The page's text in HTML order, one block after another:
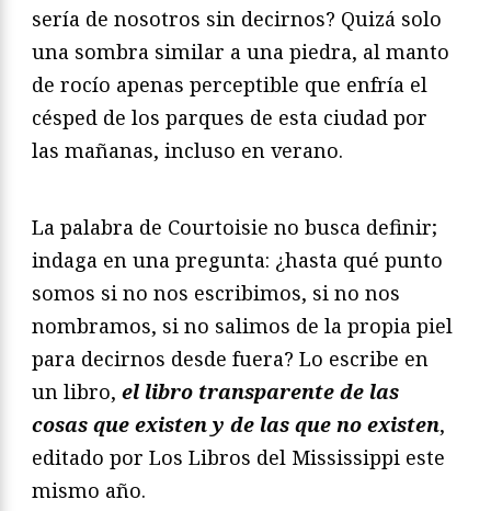
sería de nosotros sin decirnos? Quizá solo
una sombra similar a una piedra, al manto
de rocío apenas perceptible que enfría el
césped de los parques de esta ciudad por
las mañanas, incluso en verano.
La palabra de Courtoisie no busca definir;
indaga en una pregunta: ¿hasta qué punto
somos si no nos escribimos, si no nos
nombramos, si no salimos de la propia piel
para decirnos desde fuera? Lo escribe en
un libro, el libro transparente de las
cosas que existen y de las que no existen,
editado por Los Libros del Mississippi este
mismo año.